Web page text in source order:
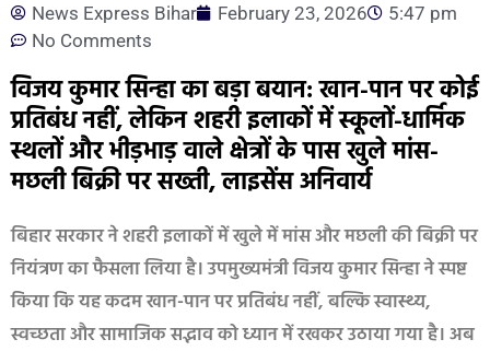
News Express Bihar February 23, 2026
5:47 pm
No Comments
विजय कुमार सिन्हा का बड़ा बयान: खान-पान पर कोई
प्रतिबंध नहीं, लेकिन शहरी इलाकों में स्कूलों-धार्मिक
स्थलों और भीड़भाड़ वाले क्षेत्रों के पास खुले मांस-
मछली बिक्री पर सख्ती, लाइसेंस अनिवार्य
बिहार सरकार ने शहरी इलाकों में खुले में मांस और मछली की बिक्री पर
नियंत्रण का फैसला लिया है। उपमुख्यमंत्री विजय कुमार सिन्हा ने स्पष्ट
किया कि यह कदम खान-पान पर प्रतिबंध नहीं, बल्कि स्वास्थ्य,
स्वच्छता और सामाजिक सद्भाव को ध्यान में रखकर उठाया गया है। अब